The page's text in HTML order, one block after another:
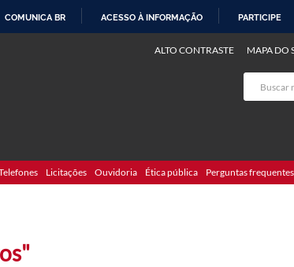
COMUNICA BR ACESSO À INFORMAÇÃO PARTICIPE
ALTO CONTRASTE MAPA DO
Licitações Ouvidoria Ética pública Perguntas frequentes